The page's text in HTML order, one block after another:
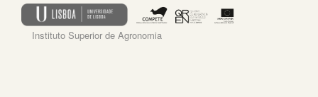
Instituto Superior de Agronomia